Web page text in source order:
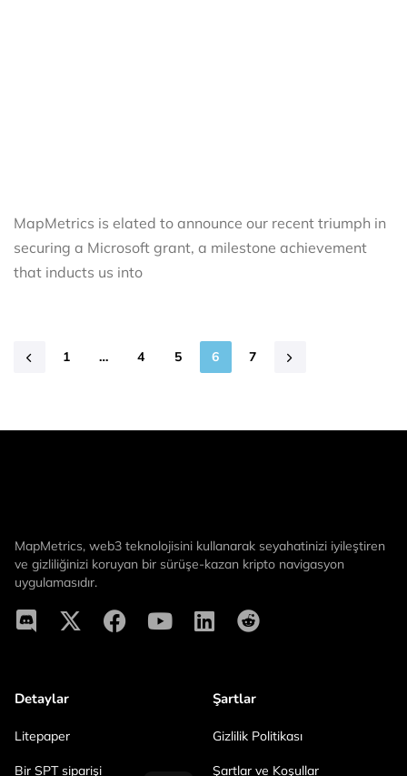
MapMetrics is elated to announce our recent triumph in
securing a Microsoft grant, a milestone achievement
that inducts us into
1 … 4 5 6 7
MapMetrics, web3 teknolojisini kullanarak seyahatinizi iyileştiren
ve gizliliğinizi koruyan bir sürüşe-kazan kripto navigasyon
uygulamasıdır.
Detaylar
Litepaper
Bir SPT siparişi
Şartlar
Gizlilik Politikası
Şartlar ve Koşullar